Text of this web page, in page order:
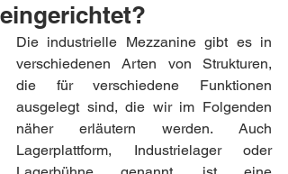
eingerichtet?
Die industrielle Mezzanine gibt es in
verschiedenen Arten von Strukturen,
die für verschiedene Funktionen
ausgelegt sind, die wir im Folgenden
näher erläutern werden. Auch
Lagerplattform, Industrielager oder